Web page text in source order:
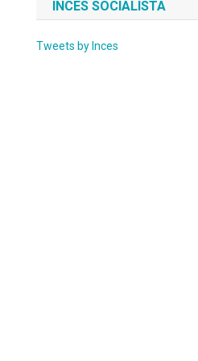
INCES SOCIALISTA
Tweets by Inces